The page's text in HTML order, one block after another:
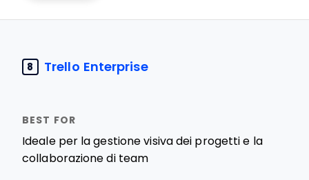
8 Trello Enterprise
Ideale per la gestione visiva dei progetti e la
collaborazione di team